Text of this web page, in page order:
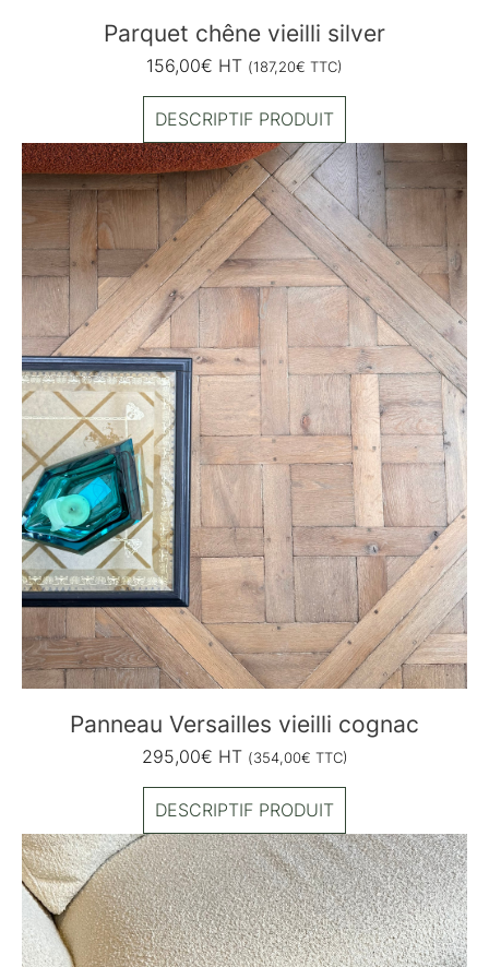
Parquet chêne vieilli silver
156,00€ HT (187,20€ TTC)
DESCRIPTIF PRODUIT
Panneau Versailles vieilli cognac
295,00€ HT (354,00€ TTC)
DESCRIPTIF PRODUIT